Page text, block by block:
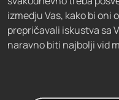
izmedju Vas, kako bi
prepričavali iskustva sa
naravno biti najbolji vid